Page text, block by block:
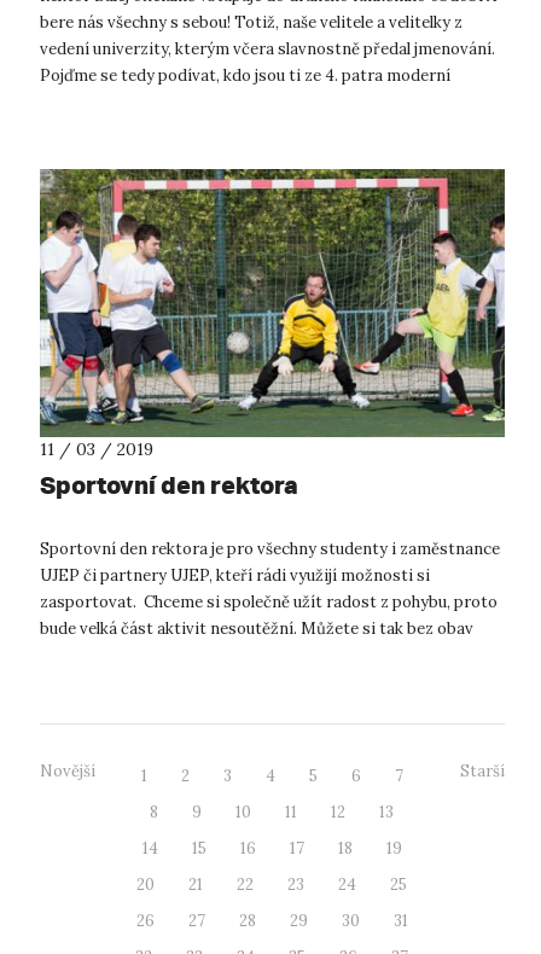
bere nás všechny s sebou! Totiž, naše velitele a velitelky z
vedení univerzity, kterým včera slavnostně předal jmenování.
Pojďme se tedy podívat, kdo jsou ti ze 4. patra moderní
11 / 03 / 2019
Sportovní den rektora
Sportovní den rektora je pro všechny studenty i zaměstnance
UJEP či partnery UJEP, kteří rádi využijí možnosti si
zasportovat. Chceme si společně užít radost z pohybu, proto
bude velká část aktivit nesoutěžní. Můžete si tak bez obav
Novější 1 2 3 4 5 6
7
8
9 10 11 12
13
14
15 16 17 18
19
20
21 22 23 24
25
26
27 28 29 30
31
Starší